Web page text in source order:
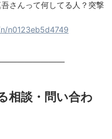
さんって何してる人？突撃
n0123eb5d4749
相談・問い合わ